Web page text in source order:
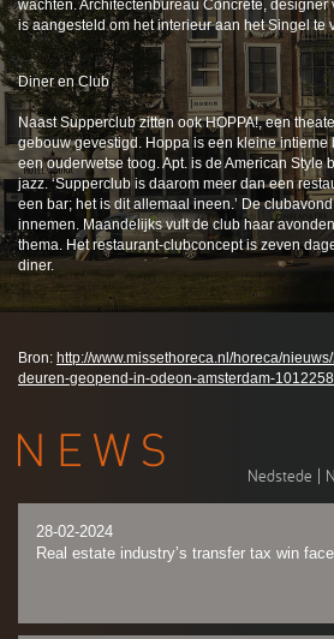
wachten. Architectenbureau Concrete,
is aangesteld om het interieur aan het Singel te
Diner en Club
Naast Supperclub zitten ook HOPPA!, een
gebouw gevestigd. Hoppa is een kleine intieme
een ouderwetse toog. Apt. is de American Style
jazz. ‘Supperclub is daarom meer dan een
een bar; het is dit allemaal ineen.’ De
innemen. Maandelijks vult de club haar
thema. Het restaurant-clubconcept is zeven
diner.
Bron: http://www.missethoreca.nl/horeca/
deuren-geopend-in-odeon-amsterdam-
Nedstede |
28-02-2024
Real estate industry’s transfer tax win